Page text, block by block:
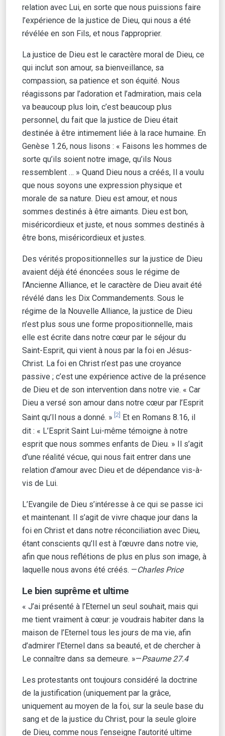
relation avec Lui, en sorte que nous puissions faire
l’expérience de la justice de Dieu, qui nous a été
révélée en son Fils, et nous l’approprier.
La justice de Dieu est le caractère moral de Dieu, ce
qui inclut son amour, sa bienveillance, sa
compassion, sa patience et son équité. Nous
réagissons par l’adoration et l’admiration, mais cela
va beaucoup plus loin, c’est beaucoup plus
personnel, du fait que la justice de Dieu était
destinée à être intimement liée à la race humaine. En
Genèse 1.26, nous lisons : « Faisons les hommes de
sorte qu’ils soient notre image, qu’ils Nous
ressemblent … » Quand Dieu nous a créés, Il a voulu
que nous soyons une expression physique et
morale de sa nature. Dieu est amour, et nous
sommes destinés à être aimants. Dieu est bon,
miséricordieux et juste, et nous sommes destinés à
être bons, miséricordieux et justes.
Des vérités propositionnelles sur la justice de Dieu
avaient déjà été énoncées sous le régime de
l’Ancienne Alliance, et le caractère de Dieu avait été
révélé dans les Dix Commandements. Sous le
régime de la Nouvelle Alliance, la justice de Dieu
n’est plus sous une forme propositionnelle, mais
elle est écrite dans notre cœur par le séjour du
Saint-Esprit, qui vient à nous par la foi en Jésus-
Christ. La foi en Christ n’est pas une croyance
passive ; c’est une expérience active de la présence
de Dieu et de son intervention dans notre vie. « Car
Dieu a versé son amour dans notre cœur par l’Esprit
Saint qu’Il nous a donné. » [2]
Et en Romans 8.16, il
dit : « L’Esprit Saint Lui-même témoigne à notre
esprit que nous sommes enfants de Dieu. » Il s’agit
d’une réalité vécue, qui nous fait entrer dans une
relation d’amour avec Dieu et de dépendance vis-à-
vis de Lui.
L’Evangile de Dieu s’intéresse à ce qui se passe ici
et maintenant. Il s’agit de vivre chaque jour dans la
foi en Christ et dans notre réconciliation avec Dieu,
étant conscients qu’Il est à l’œuvre dans notre vie,
afin que nous reflétions de plus en plus son image, à
laquelle nous avons été créés. —Charles Price
Le bien suprême et ultime
« J’ai présenté à l’Eternel un seul souhait, mais qui
me tient vraiment à cœur: je voudrais habiter dans la
maison de l’Eternel tous les jours de ma vie, afin
d’admirer l’Eternel dans sa beauté, et de chercher à
Le connaître dans sa demeure. »—Psaume 27.4
Les protestants ont toujours considéré la doctrine
de la justification (uniquement par la grâce,
uniquement au moyen de la foi, sur la seule base du
sang et de la justice du Christ, pour la seule gloire
de Dieu, comme nous l’enseigne l’autorité ultime